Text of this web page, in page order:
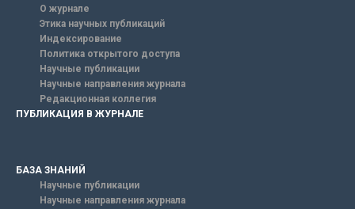
О журнале
Этика научных публикаций
Индексирование
Политика открытого доступа
Научные публикации
Научные направления журнала
Редакционная коллегия
ПУБЛИКАЦИЯ В ЖУРНАЛЕ
БАЗА ЗНАНИЙ
Научные публикации
Научные направления журнала